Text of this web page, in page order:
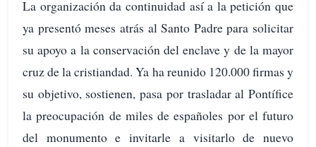
La organización da continuidad así a la petición que
ya presentó meses atrás al Santo Padre para solicitar
su apoyo a la conservación del enclave y de la mayor
cruz de la cristiandad. Ya ha reunido 120.000 firmas y
su objetivo, sostienen, pasa por trasladar al Pontífice
la preocupación de miles de españoles por el futuro
del monumento e invitarle a visitarlo de nuevo